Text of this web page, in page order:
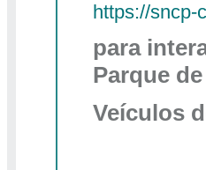
https://sncp-
para
Parque de
Veículos